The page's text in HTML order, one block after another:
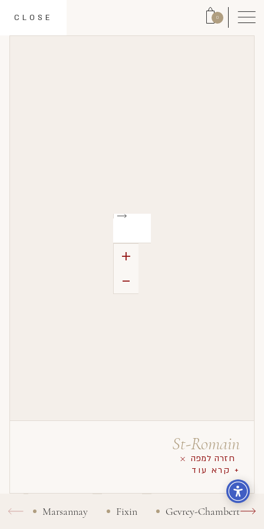
0
CLOSE
חזרה למפה
St-Romain
+ קרא עוד
+
-
Marsannay Fixin Gevrey-Chambertin